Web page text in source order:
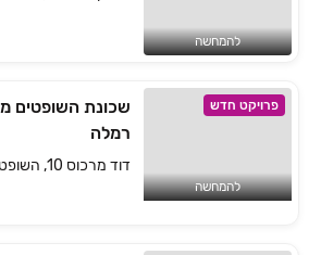
להמחשה
פרויקט חדש
להמחשה
רמלה
דוד מרכוס 10, השופטים צפון, רמלה